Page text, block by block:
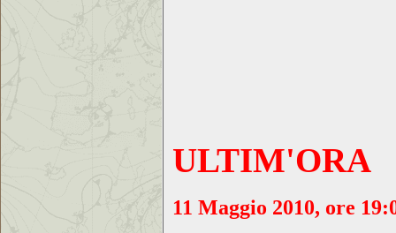
ULTIM'ORA
11 Maggio 2010, ore